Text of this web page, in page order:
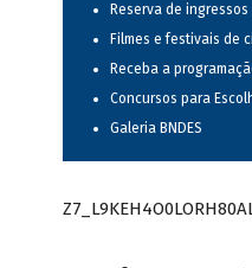
Reserva de ingressos
Filmes e festivais de
Receba a
Concursos para
Galeria BNDES